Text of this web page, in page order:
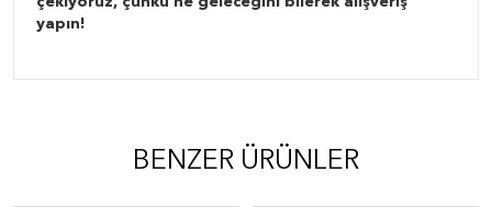
yapın!
BENZER ÜRÜNLER